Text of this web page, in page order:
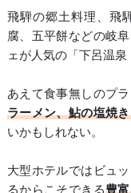
飛騨の郷土料理、飛
腐、五平餅などの岐
ェが人気の「下呂温
あえて食事無しのプ
ラーメン、鮎の塩焼
いかもしれない。
大型ホテルではビュ
るからこそできる豊